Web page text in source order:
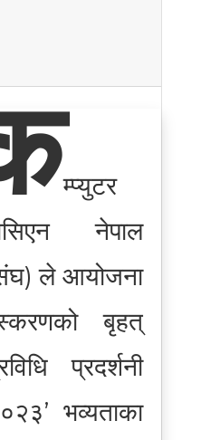
म्प्युटर
नेपाल
ले आयोजना
बृहत्
प्रदर्शनी
भव्यताका